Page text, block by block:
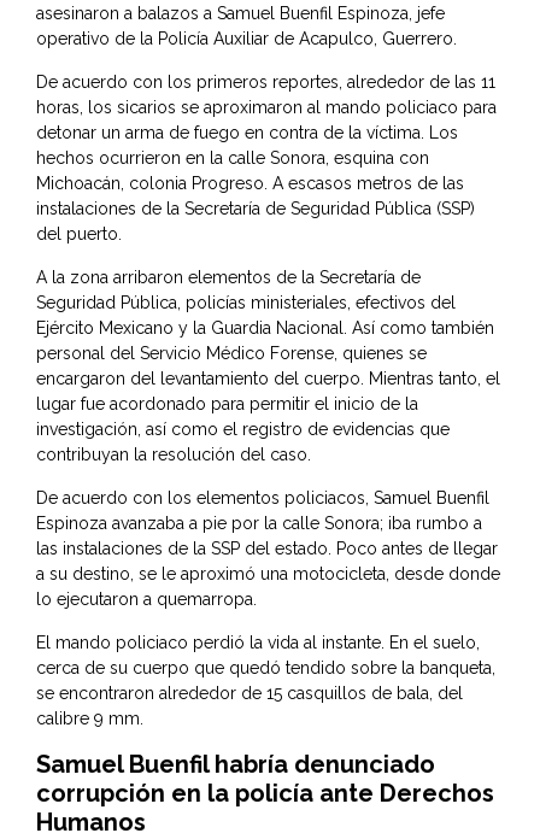
asesinaron a balazos a Samuel Buenfil Espinoza, jefe
operativo de la Policía Auxiliar de Acapulco, Guerrero.
De acuerdo con los primeros reportes, alrededor de las 11
horas, los sicarios se aproximaron al mando policiaco para
detonar un arma de fuego en contra de la víctima. Los
hechos ocurrieron en la calle Sonora, esquina con
Michoacán, colonia Progreso. A escasos metros de las
instalaciones de la Secretaría de Seguridad Pública (SSP)
del puerto.
A la zona arribaron elementos de la Secretaría de
Seguridad Pública, policías ministeriales, efectivos del
Ejército Mexicano y la Guardia Nacional. Así como también
personal del Servicio Médico Forense, quienes se
encargaron del levantamiento del cuerpo. Mientras tanto, el
lugar fue acordonado para permitir el inicio de la
investigación, así como el registro de evidencias que
contribuyan la resolución del caso.
De acuerdo con los elementos policiacos, Samuel Buenfil
Espinoza avanzaba a pie por la calle Sonora; iba rumbo a
las instalaciones de la SSP del estado. Poco antes de llegar
a su destino, se le aproximó una motocicleta, desde donde
lo ejecutaron a quemarropa.
El mando policiaco perdió la vida al instante. En el suelo,
cerca de su cuerpo que quedó tendido sobre la banqueta,
se encontraron alrededor de 15 casquillos de bala, del
calibre 9 mm.
Samuel Buenfil habría denunciado
corrupción en la policía ante Derechos
Humanos